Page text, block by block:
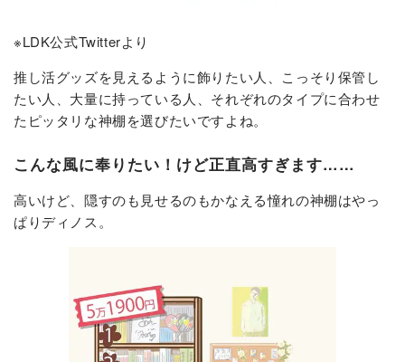
※LDK公式Twitterより
推し活グッズを見えるように飾りたい人、こっそり保管し
たい人、大量に持っている人、それぞれのタイプに合わせ
たピッタリな神棚を選びたいですよね。
こんな風に奉りたい！けど正直高すぎます……
高いけど、隠すのも見せるのもかなえる憧れの神棚はやっ
ぱりディノス。